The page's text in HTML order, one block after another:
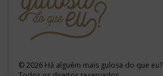
©2026 Há alguém mais gulosa do que eu?